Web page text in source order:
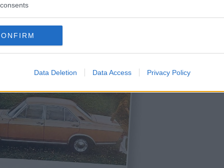
Data Deletion Data Access Privacy Policy